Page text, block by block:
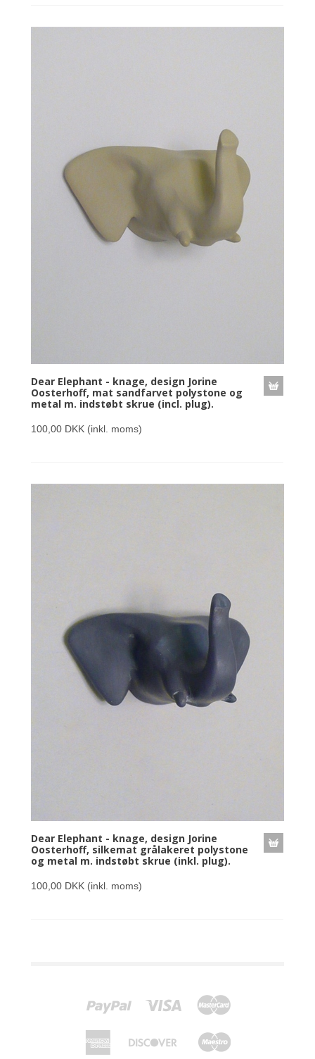
Dear Elephant - knage, design Jorine
Oosterhoff, mat sandfarvet polystone og
metal m. indstøbt skrue (incl. plug).
100,00 DKK (inkl. moms)
Dear Elephant - knage, design Jorine
Oosterhoff, silkemat grålakeret polystone
og metal m. indstøbt skrue (inkl. plug).
100,00 DKK (inkl. moms)